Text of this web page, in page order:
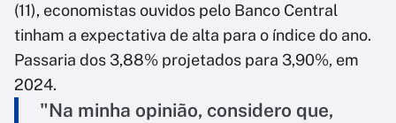
(11), economistas ouvidos pelo Banco Central
tinham a expectativa de alta para o índice do ano.
Passaria dos 3,88% projetados para 3,90%, em
2024.
"Na minha opinião, considero que,